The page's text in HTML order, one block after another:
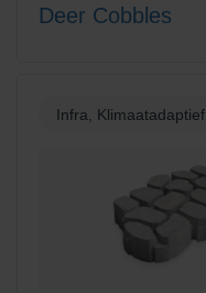
Deer Cobbles
Infra, Klimaatadaptief